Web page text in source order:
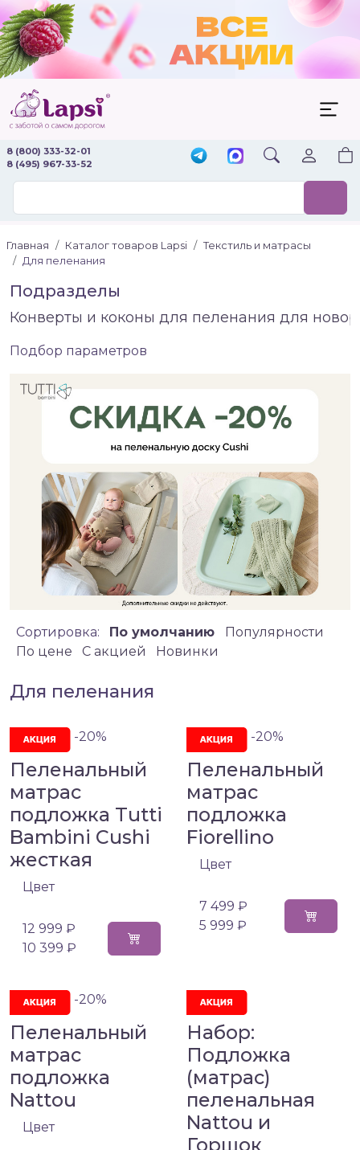
8 (800) 333-32-01
8 (495) 967-33-52
Главная Каталог товаров Lapsi
Текстиль и матрасы
Для пеленания
Подразделы
Конверты и коконы для пеленания для
Подбор параметров
Сортировка: По умолчанию
Популярности
По цене
C акцией Новинки
Для пеленания
-20%
Пеленальный
матрас
подложка Tutti
Bambini Cushi
жесткая
Цвет
12 999 ₽
10 399 ₽
-20%
Пеленальный
матрас
подложка
Fiorellino
Цвет
7 499 ₽
5 999 ₽
-20%
Пеленальный
матрас
подложка
Nattou
Цвет
Набор:
Подложка
(матрас)
пеленальная
Nattou и
Горшок